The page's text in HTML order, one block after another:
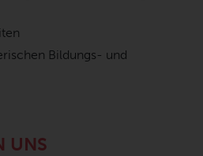
Bildungs- und
UNS